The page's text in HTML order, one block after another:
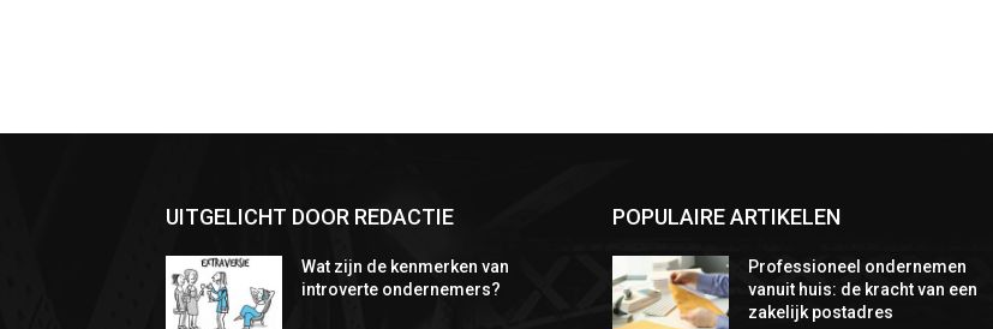
UITGELICHT DOOR REDACTIE
Wat zijn de kenmerken van
introverte ondernemers?
POPULAIRE ARTIKELEN
Professioneel ondernemen
vanuit huis: de kracht van een
zakelijk postadres